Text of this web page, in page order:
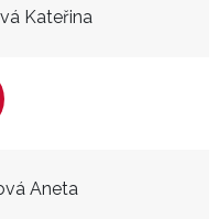
Kateřina
Aneta